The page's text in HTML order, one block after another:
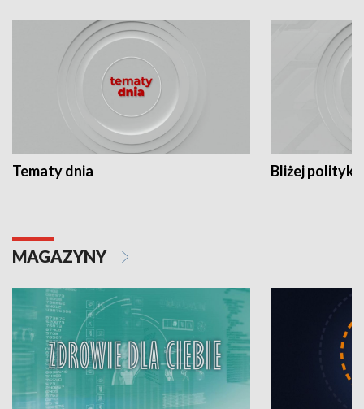
Tematy dnia Bliżej polityki
MAGAZYNY